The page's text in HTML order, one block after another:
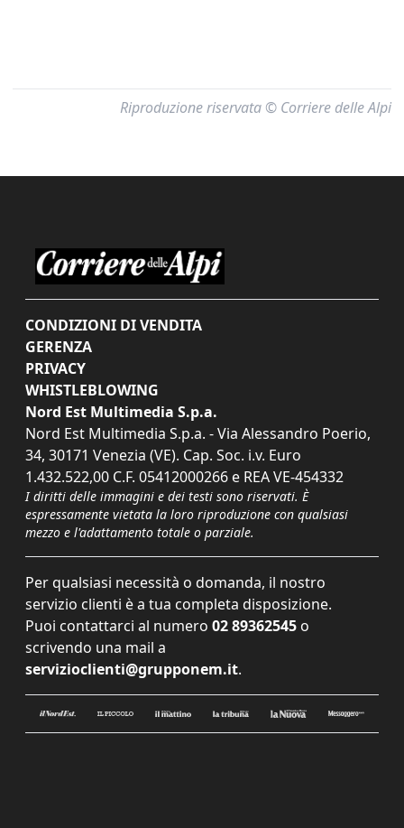
Riproduzione riservata © Corriere delle Alpi
CONDIZIONI DI VENDITA
GERENZA
PRIVACY
WHISTLEBLOWING
Nord Est Multimedia S.p.a.
Nord Est Multimedia S.p.a. - Via Alessandro Poerio,
34, 30171 Venezia (VE). Cap. Soc. i.v. Euro
1.432.522,00 C.F. 05412000266 e REA VE-454332
I diritti delle immagini e dei testi sono riservati. È
espressamente vietata la loro riproduzione con qualsiasi
mezzo e l'adattamento totale o parziale.
Per qualsiasi necessità o domanda, il nostro
servizio clienti è a tua completa disposizione.
Puoi contattarci al numero 02 89362545 o
scrivendo una mail a
servizioclienti@grupponem.it.